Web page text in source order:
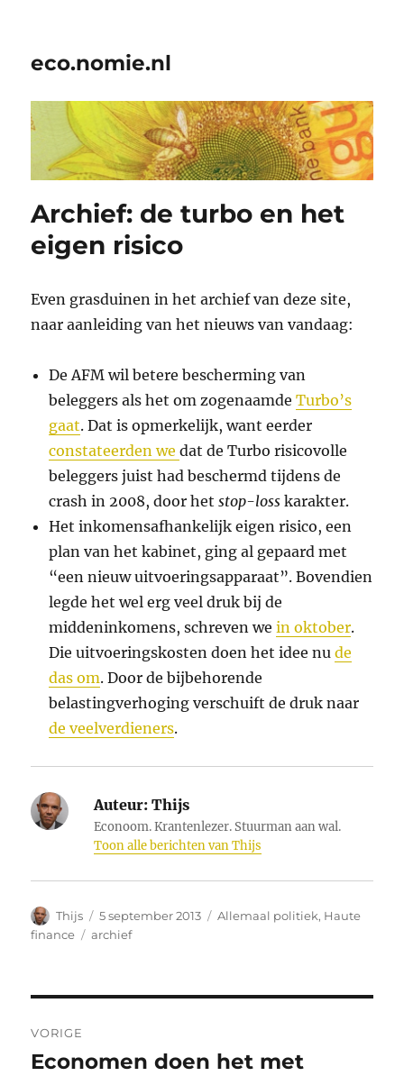
eco.nomie.nl
Archief: de turbo en het
eigen risico
Even grasduinen in het archief van deze site,
naar aanleiding van het nieuws van vandaag:
De AFM wil betere bescherming van
beleggers als het om zogenaamdeTurbo’s
gaat. Dat is opmerkelijk, want eerder
constateerden wedat de Turbo risicovolle
beleggers juist had beschermd tijdens de
crash in 2008, door hetstop-loss karakter.
Het inkomensafhankelijk eigen risico, een
plan van het kabinet, ging al gepaard met
“een nieuw uitvoeringsapparaat”. Bovendien
legde het wel erg veel druk bij de
middeninkomens, schreven wein oktober.
Die uitvoeringskosten doen het idee nude
das om. Door de bijbehorende
belastingverhoging verschuift de druk naar
de veelverdieners.
Auteur: Thijs
Econoom. Krantenlezer. Stuurman aan wal.
Toon alle berichten van Thijs
Auteur
Thijs
Geplaatst
op
5 september 2013 Categorieën
Allemaal politiek, Haute
finance
Tags
archief
navigatie
VORIGE
Vorig
Economen doen het met